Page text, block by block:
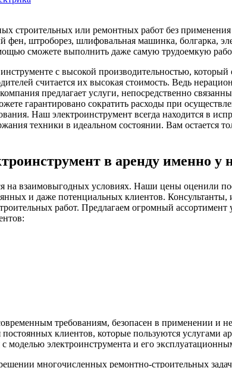
строительных или ремонтных работ без
штроборез, шлифовальная машинка, болгарка,
сможете выполнить даже самую трудоемкую
с высокой производительностью,
считается их высокая стоимость. Ведь
предлагает услуги, непосредственно
гарантировано сократить расходы при
Наш электроинструмент всегда находится в
техники в идеальном состоянии. Вам остается
в аренду именно у
на взаимовыгодных условиях. Наши цены оценили
и даже потенциальных клиентов.
работ. Предлагаем огромный
требованиям, безопасен в применении и
клиентов, которые пользуются услугами
моделью электроинструмента и его
многочисленных ремонтно-строительных